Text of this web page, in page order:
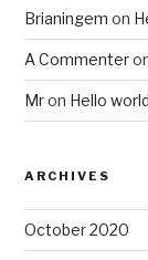
Brianingem on
A Commenter
Mron Hello
ARCHIVES
October 2020